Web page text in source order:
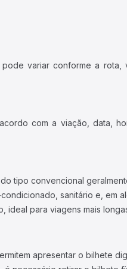
variar conforme a
com a viação, data,
tipo convencional
sanitário e, em
ideal para viagens mais
apresentar o bilhete